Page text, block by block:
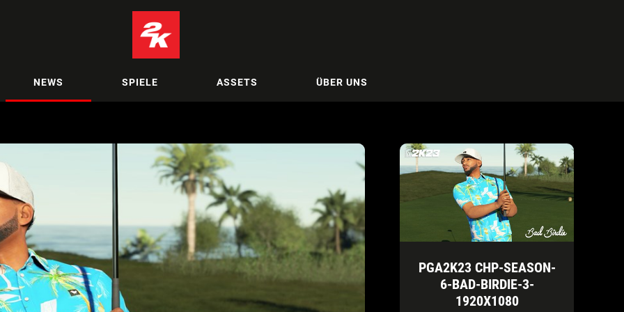
NEWS SPIELE ASSETS ÜBER UNS
PGA2K23 CHP-SEASON-
6-BAD-BIRDIE-3-
1920X1080